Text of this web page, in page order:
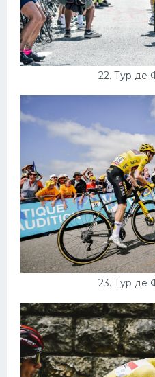
22. Тур де
23. Тур де